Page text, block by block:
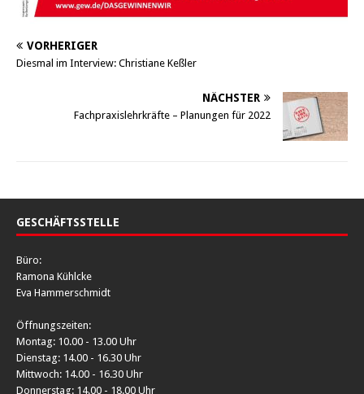
VORHERIGER
Diesmal im Interview: Christiane Keßler
NÄCHSTER
Fachpraxislehrkräfte – Planungen für 2022
GESCHÄFTSSTELLE
Büro:
Ramona Kühlcke
Eva Hammerschmidt
Öffnungszeiten:
Montag: 10.00 - 13.00 Uhr
Dienstag: 14.00 - 16.30 Uhr
Mittwoch: 14.00 - 16.30 Uhr
Donnerstag: 14.00 - 18.00 Uhr